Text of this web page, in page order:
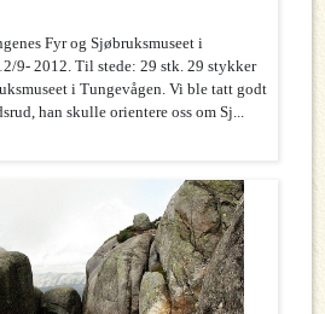
Fyr og Sjøbruksmuseet i
9- 2012. Til stede: 29 stk. 29 stykker
i Tungevågen. Vi ble tatt godt
han skulle orientere oss om Sj...